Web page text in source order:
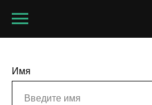
Имя